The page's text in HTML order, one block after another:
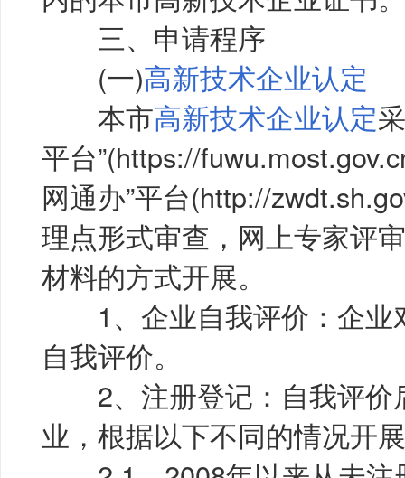
三、申请程序
(一)高新技术企业认定
本市高新技术企业认定
平台”(https://
网通办”平台(http://
理点形式审查，网上专家评
材料的方式开展。
1、企业自我评价：企业
自我评价。
2、注册登记：自我评价
业，根据以下不同的情况开